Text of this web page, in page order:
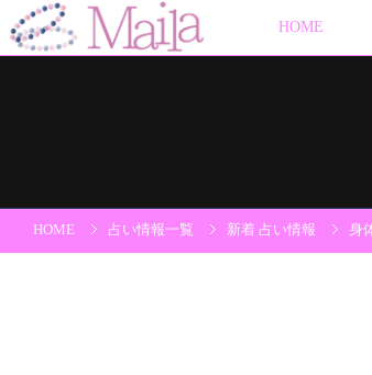
HOME
HOME 占い情報一覧 新着 占い情報 身